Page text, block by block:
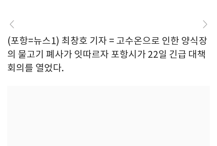
(포항=뉴스1) 최창호 기자 = 고수온으로 인한 양식장
의 물고기 폐사가 잇따르자 포항시가 22일 긴급 대책
회의를 열었다.